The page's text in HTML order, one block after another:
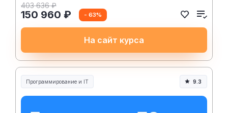
403 636 ₽
150 960 ₽ - 63%
На сайт курса
Программирование и IT 9.3